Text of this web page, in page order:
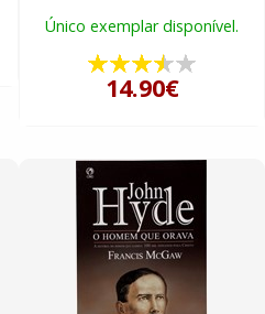
Único exemplar disponível.
14.90€